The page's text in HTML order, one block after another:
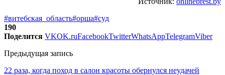
#витебская_область#орша#суд
190
Поделится VKOK.ruFacebookTwitterWhatsAppTelegramViber
Предыдущая запись
22 раза, когда поход в салон красоты обернулся неудачей